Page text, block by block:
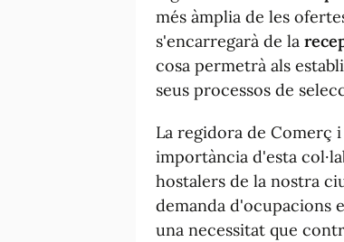
més àmplia de les
s'encarregarà de la
cosa permetrà als
seus processos de
La regidora de Comerç
importància d'esta
hostalers de la nostra
demanda d'ocupacions
una necessitat que